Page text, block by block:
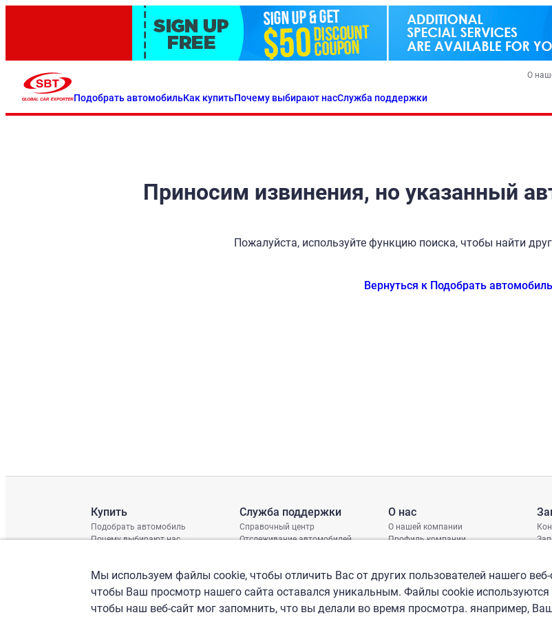
Подобрать автомобильКак купитьПочему выбирают насСлужба поддержки
О
Приносим извинения, но указанный
Пожалуйста, используйте функцию поиска, чтобы найти
Вернуться к Подобрать автомобиль
Купить
Подобрать автомобиль
Почему выбирают нас
Служба поддержки
Справочный центр
Отслеживание автомобилей
График доставки
Проверка шасси
О нас
О нашей компании
Профиль компании
Мы используем файлы cookie, чтобы отличить Вас от других пользователей нашего веб-
чтобы Ваш просмотр нашего сайта оставался уникальным. Файлы cookie используются
чтобы наш веб-сайт мог запомнить, что вы делали во время просмотра. янапример,